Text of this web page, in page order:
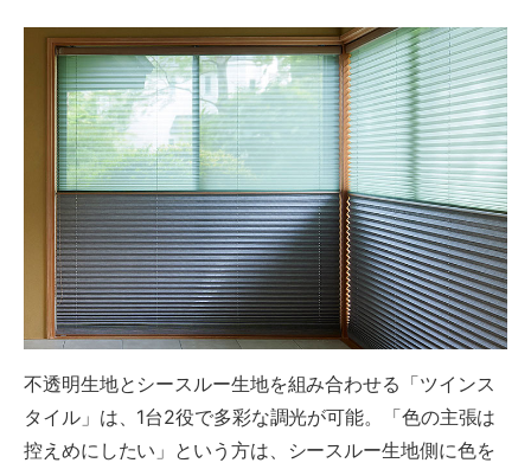
不透明生地とシースルー生地を組み合わせる「ツインス
タイル」は、1台2役で多彩な調光が可能。「色の主張は
控えめにしたい」という方は、シースルー生地側に色を